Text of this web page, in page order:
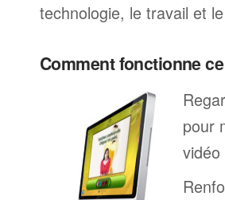
technologie, le travail et
Comment fonctionne
pour